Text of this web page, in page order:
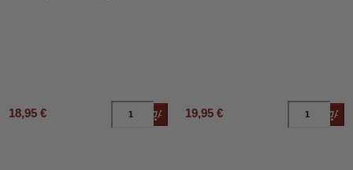
18,95 € Añadir al carrito
19,95 €